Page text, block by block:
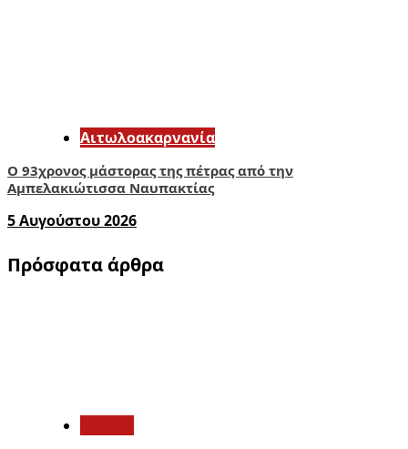
Αιτωλοακαρνανία
Ο 93χρονος μάστορας της πέτρας από την
Αμπελακιώτισσα Ναυπακτίας
5 Αυγούστου 2026
Πρόσφατα άρθρα